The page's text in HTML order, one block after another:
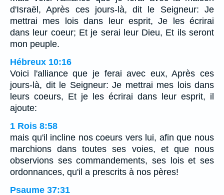
d'Israël, Après ces jours-là, dit le Seigneur: Je
mettrai mes lois dans leur esprit, Je les écrirai
dans leur coeur; Et je serai leur Dieu, Et ils seront
mon peuple.
Hébreux 10:16
Voici l'alliance que je ferai avec eux, Après ces
jours-là, dit le Seigneur: Je mettrai mes lois dans
leurs coeurs, Et je les écrirai dans leur esprit, il
ajoute:
1 Rois 8:58
mais qu'il incline nos coeurs vers lui, afin que nous
marchions dans toutes ses voies, et que nous
observions ses commandements, ses lois et ses
ordonnances, qu'il a prescrits à nos pères!
Psaume 37:31